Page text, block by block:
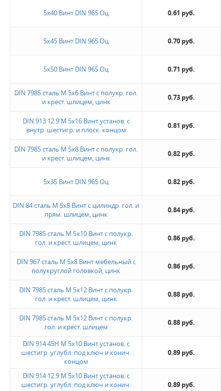
5х40 Винт DIN 965 Оц 0.61 руб.
5х45 Винт DIN 965 Оц 0.70 руб.
5х50 Винт DIN 965 Оц 0.71 руб.
DIN 7985 сталь М 5х6 Винт с полукр. гол.
и крест. шлицем, цинк
0.73 руб.
DIN 913 12.9 М 5х16 Винт установ. с
внутр. шестигр. и плоск. концом
0.81 руб.
DIN 7985 сталь М 5х8 Винт с полукр. гол.
и крест. шлицем, цинк
0.82 руб.
5х35 Винт DIN 965 Оц 0.82 руб.
DIN 84 сталь М 5х8 Винт с цилиндр. гол. и
прям. шлицем, цинк
0.84 руб.
DIN 7985 сталь М 5х10 Винт с полукр.
гол. и крест. шлицем, цинк
0.86 руб.
DIN 967 сталь М 5х8 Винт мебельный с
полукруглой головкой, цинк
0.86 руб.
DIN 7985 сталь М 5х12 Винт с полукр.
гол. и крест. шлицем, цинк
0.88 руб.
DIN 7985 сталь М 5х12 Винт с полукр.
гол. и крест. шлицем
0.88 руб.
DIN 914 45H М 5х10 Винт установ. с
шестигр. углубл. под ключ и конич.
концом
0.89 руб.
DIN 914 12.9 М 5х10 Винт установ. с
шестигр. углубл. под ключ и конич.
0.89 руб.